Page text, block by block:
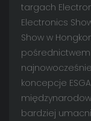
targach
Electronics
Show w
koncepcje
bardziej